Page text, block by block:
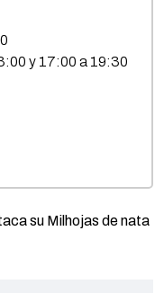
y 17:00 a 19:30
su Milhojas de nata